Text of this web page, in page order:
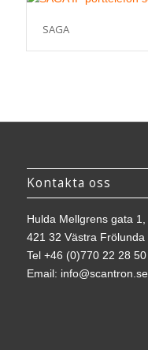
SAGA
Kontakta oss
Hulda Mellgrens gata 1,
421 32 Västra Frölunda
Tel +46 (0)770 22 28 50
Email: info@scantron.se